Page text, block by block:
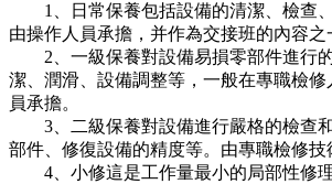
1、日常保養包括設備的清潔、檢查、
由操作人員承擔，并作為交接班的內容之
2、一級保養對設備易損零部件進行
潔、潤滑、設備調整等，一般在專職檢修
員承擔。
3、二級保養對設備進行嚴格的檢查
部件、修復設備的精度等。由專職檢修技
4、小修這是工作量最小的局部性修